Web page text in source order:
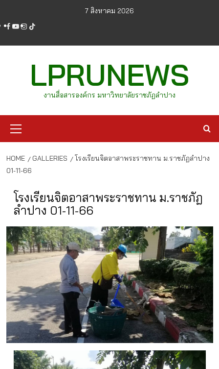
content
7 สิงหาคม 2026
facebook
youtube
instagram
tiktok
LPRUNEWS
งานสื่อสารองค์กร มหาวิทยาลัยราชภัฏลำปาง
Menu
HOME GALLERIES
โรงเรียนจิตอาสาพระราชทาน ม.ราชภัฏลำปาง
01-11-66
โรงเรียนจิตอาสาพระราชทาน ม.ราชภัฏ
ลำปาง 01-11-66